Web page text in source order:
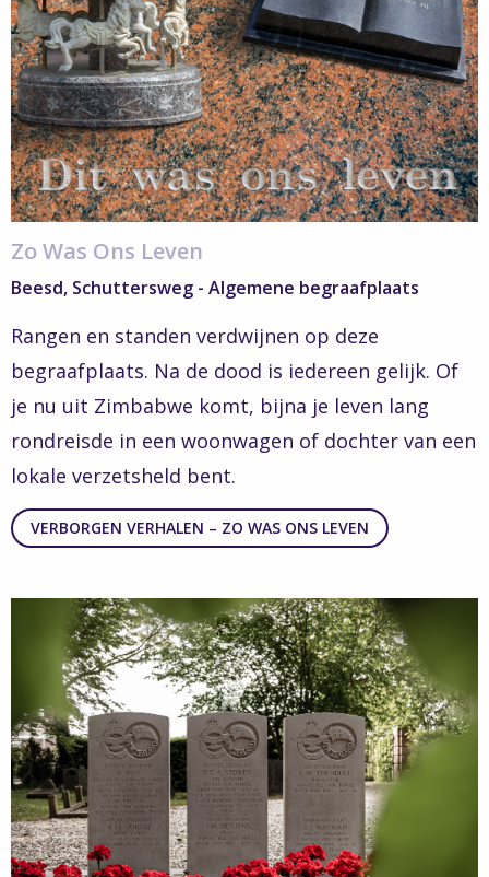
Zo Was Ons Leven
Beesd, Schuttersweg - Algemene begraafplaats
Rangen en standen verdwijnen op deze
begraafplaats. Na de dood is iedereen gelijk. Of
je nu uit Zimbabwe komt, bijna je leven lang
rondreisde in een woonwagen of dochter van een
lokale verzetsheld bent.
VERBORGEN VERHALEN – ZO WAS ONS LEVEN
–
Zo
was
ons
leven
Verborgen
Verhalen
–
Gehavend
verleden